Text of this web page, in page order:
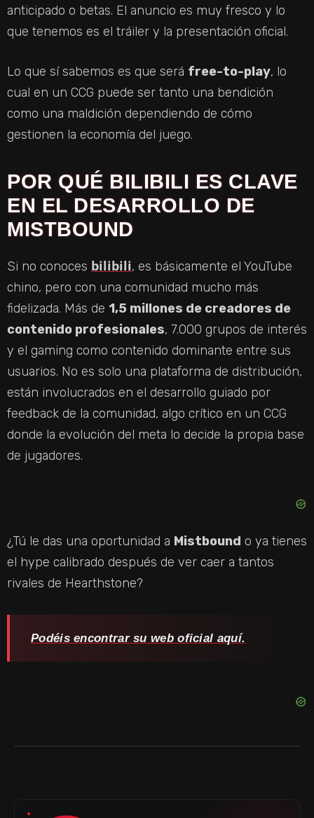
anticipado o betas. El anuncio es muy fresco y lo
que tenemos es el tráiler y la presentación oficial.
Lo que sí sabemos es que será free-to-play, lo
cual en un CCG puede ser tanto una bendición
como una maldición dependiendo de cómo
gestionen la economía del juego.
POR QUÉ BILIBILI ES CLAVE
EN EL DESARROLLO DE
MISTBOUND
Si no conoces bilibili, es básicamente el YouTube
chino, pero con una comunidad mucho más
fidelizada. Más de 1,5 millones de creadores de
contenido profesionales, 7.000 grupos de interés
y el gaming como contenido dominante entre sus
usuarios. No es solo una plataforma de distribución,
están involucrados en el desarrollo guiado por
feedback de la comunidad, algo crítico en un CCG
donde la evolución del meta lo decide la propia base
de jugadores.
¿Tú le das una oportunidad a Mistbound o ya tienes
el hype calibrado después de ver caer a tantos
rivales de Hearthstone?
Podéis encontrar su web oficial aquí.